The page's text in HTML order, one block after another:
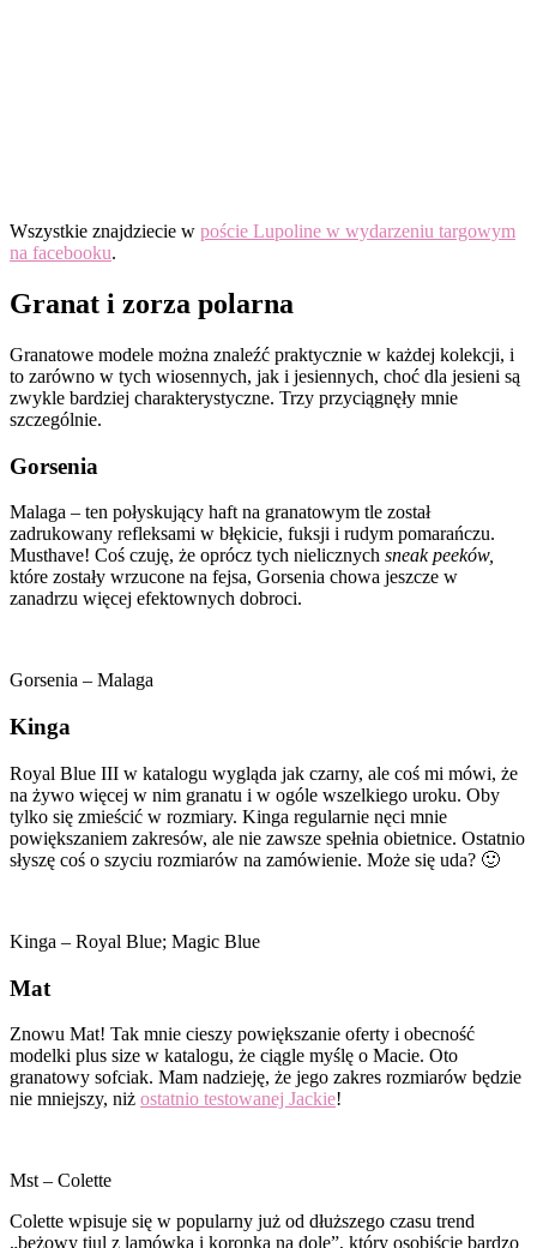
Wszystkie znajdziecie w poście Lupoline w wydarzeniu targowym
na facebooku.
Granat i zorza polarna
Granatowe modele można znaleźć praktycznie w każdej kolekcji, i
to zarówno w tych wiosennych, jak i jesiennych, choć dla jesieni są
zwykle bardziej charakterystyczne. Trzy przyciągnęły mnie
szczególnie.
Gorsenia
Malaga – ten połyskujący haft na granatowym tle został
zadrukowany refleksami w błękicie, fuksji i rudym pomarańczu.
Musthave! Coś czuję, że oprócz tych nielicznych sneak peeków,
które zostały wrzucone na fejsa, Gorsenia chowa jeszcze w
zanadrzu więcej efektownych dobroci.
Gorsenia – Malaga
Kinga
Royal Blue III w katalogu wygląda jak czarny, ale coś mi mówi, że
na żywo więcej w nim granatu i w ogóle wszelkiego uroku. Oby
tylko się zmieścić w rozmiary. Kinga regularnie nęci mnie
powiększaniem zakresów, ale nie zawsze spełnia obietnice. Ostatnio
słyszę coś o szyciu rozmiarów na zamówienie. Może się uda? 🙂
Kinga – Royal Blue; Magic Blue
Mat
Znowu Mat! Tak mnie cieszy powiększanie oferty i obecność
modelki plus size w katalogu, że ciągle myślę o Macie. Oto
granatowy sofciak. Mam nadzieję, że jego zakres rozmiarów będzie
nie mniejszy, niż ostatnio testowanej Jackie!
Mst – Colette
Colette wpisuje się w popularny już od dłuższego czasu trend
„beżowy tiul z lamówką i koronka na dole”, który osobiście bardzo